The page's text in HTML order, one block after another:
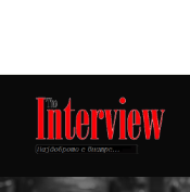
Интервју